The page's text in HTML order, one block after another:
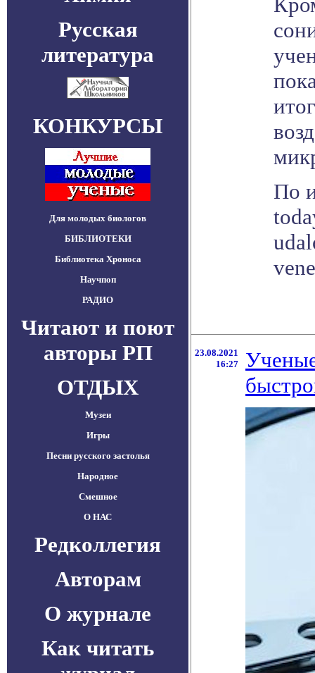
Русская
литература
КОНКУРСЫ
Для молодых биологов
БИБЛИОТЕКИ
Библиотека Хроноса
Научпоп
РАДИО
Читают и поют
авторы РП
ОТДЫХ
Музеи
Игры
Песни русского застолья
Народное
Смешное
О НАС
Редколлегия
Авторам
О журнале
Как читать
По
23.08.2021
16:27